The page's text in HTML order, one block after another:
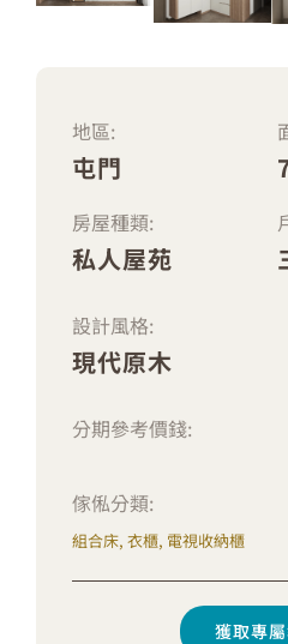
地區:
屯門
房屋種類:
私人屋苑
設計風格:
現代原木
分期參考價錢:
傢俬分類:
組合床, 衣櫃, 電視收納櫃
獲取專